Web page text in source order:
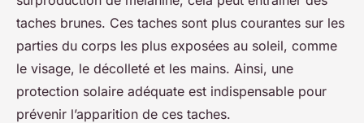
taches brunes. Ces taches sont plus courantes sur les
parties du corps les plus exposées au soleil, comme
le visage, le décolleté et les mains. Ainsi, une
protection solaire adéquate est indispensable pour
prévenir l’apparition de ces taches.